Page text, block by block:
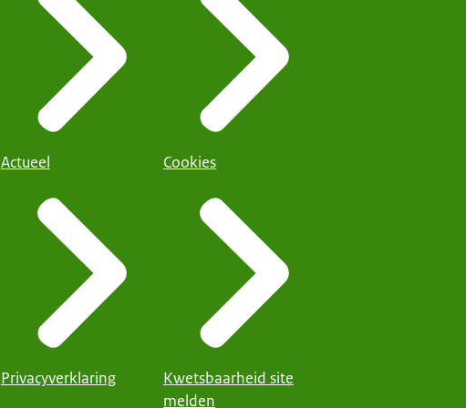
Actueel
Privacyverklaring
Cookies
Kwetsbaarheid site
melden